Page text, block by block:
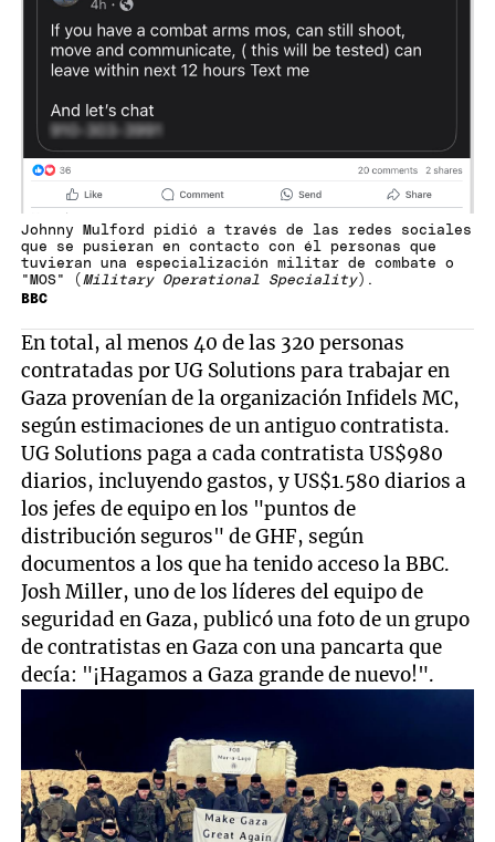
BBC
Johnny Mulford pidió a través de las redes sociales
que se pusieran en contacto con él personas que
tuvieran una especialización militar de combate o
"MOS" (Military Operational Speciality).
En total, al menos 40 de las 320 personas
contratadas por UG Solutions para trabajar en
Gaza provenían de la organización Infidels MC,
según estimaciones de un antiguo contratista.
UG Solutions paga a cada contratista US$980
diarios, incluyendo gastos, y US$1.580 diarios a
los jefes de equipo en los "puntos de
distribución seguros" de GHF, según
documentos a los que ha tenido acceso la BBC.
Josh Miller, uno de los líderes del equipo de
seguridad en Gaza, publicó una foto de un grupo
de contratistas en Gaza con una pancarta que
decía: "¡Hagamos a Gaza grande de nuevo!".